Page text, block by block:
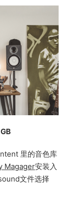
里的音色库
Magager安装入
文件选择